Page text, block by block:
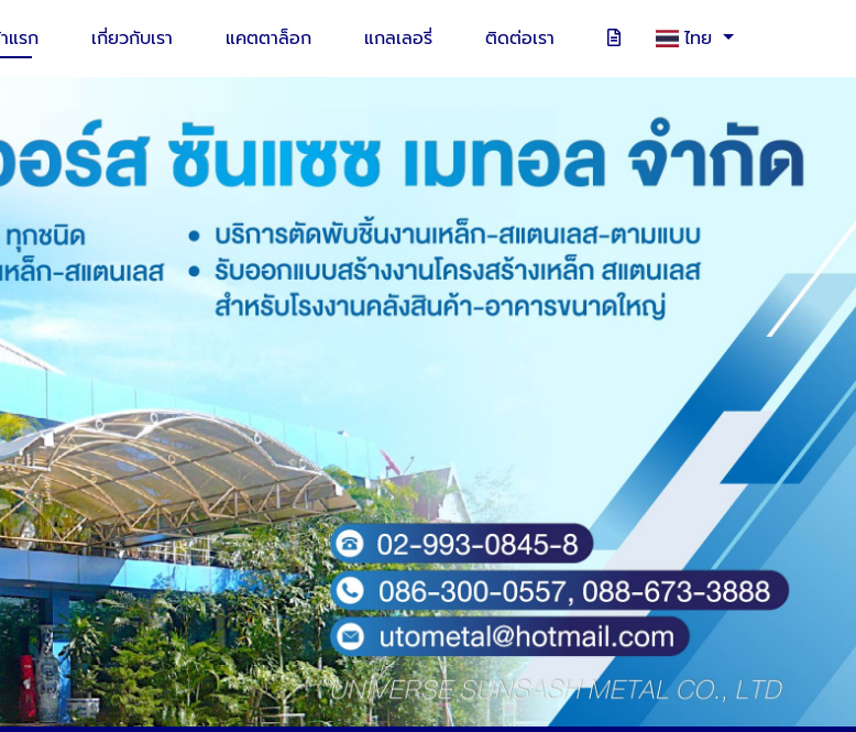
แรก เกี่ยวกับเรา แคตตาล็อก แกลเลอรี่ ติดต่อเรา ไทย